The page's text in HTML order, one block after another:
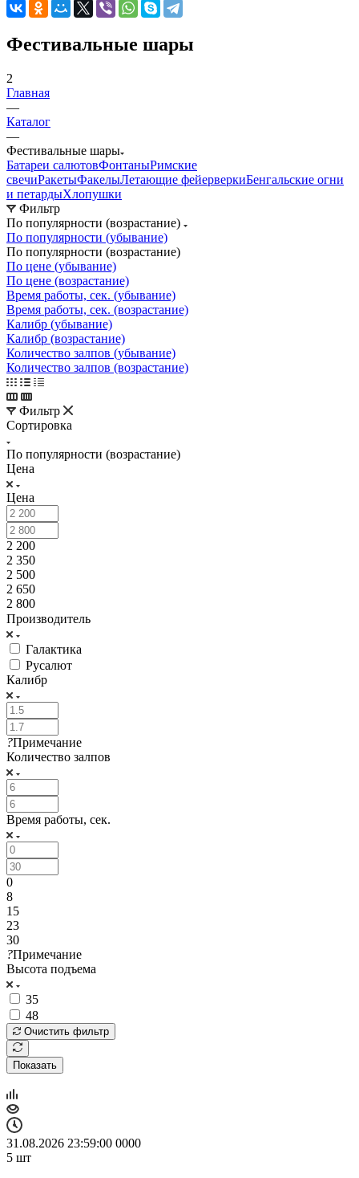
Фестивальные шары
2
Главная
—
Каталог
—
Фестивальные шары
Батареи салютовФонтаныРимские
свечиРакетыФакелыЛетающие фейерверкиБенгальские огни
и петардыХлопушки
Фильтр
По популярности (возрастание)
По популярности (убывание)
По популярности (возрастание)
По цене (убывание)
По цене (возрастание)
Время работы, сек. (убывание)
Время работы, сек. (возрастание)
Калибр (убывание)
Калибр (возрастание)
Количество залпов (убывание)
Количество залпов (возрастание)
Фильтр
Сортировка
По популярности (возрастание)
Цена
Цена
2 200
2 350
2 500
2 650
2 800
Производитель
Галактика
Русалют
Калибр
?Примечание
Количество залпов
Время работы, сек.
0
8
15
23
30
?Примечание
Высота подъема
35
48
Очистить фильтр
Показать
31.08.2026 23:59:00 0000
5 шт